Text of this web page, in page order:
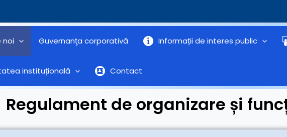
noi Guvernanţa corporativă Informații de interes public
instituțională Contact
Regulament de organizare și